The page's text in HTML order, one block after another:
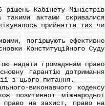
Кабінету Міністрів
актами скривалися
прийняття тих чи
погіршують ефективне
Конституційного Суду
надати громадянам право
гарантію дотримання
з цього питання.
виконавчого кодексу
позитивної міжнародної
право на захист, право на